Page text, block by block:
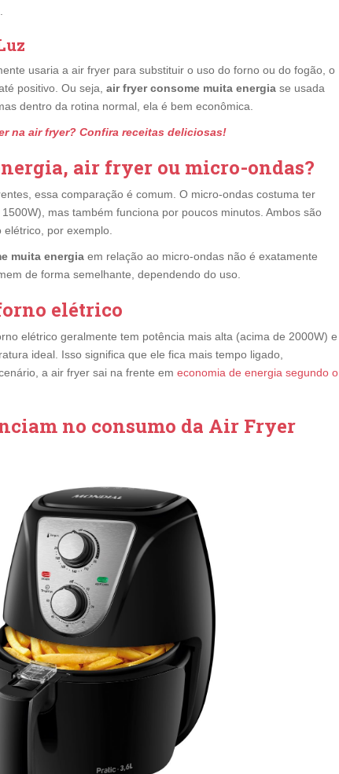
usaria a air fryer para substituir o uso do forno ou do fogão, o
positivo. Ou seja, air fryer consome muita energia se usada
dentro da rotina normal, ela é bem econômica.
na air fryer? Confira receitas deliciosas!
air fryer ou micro-ondas?
essa comparação é comum. O micro-ondas costuma ter
mas também funciona por poucos minutos. Ambos são
por exemplo.
muita energia em relação ao micro-ondas não é exatamente
de forma semelhante, dependendo do uso.
elétrico
elétrico geralmente tem potência mais alta (acima de 2000W) e
ideal. Isso significa que ele fica mais tempo ligado,
a air fryer sai na frente em economia de energia segundo o
no consumo da Air Fryer